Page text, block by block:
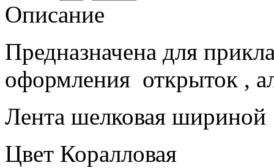
Описание
Предназначена для
оформления открыток ,
Лента шелковая
Цвет Коралловая